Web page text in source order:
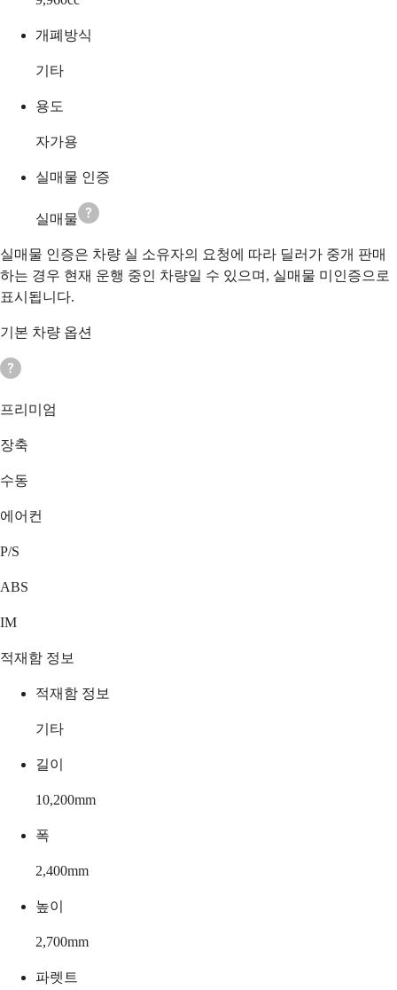
개폐방식
기타
용도
자가용
실매물 인증
실매물
실매물 인증은 차량 실 소유자의 요청에 따라 딜러가 중개 판매
하는 경우 현재 운행 중인 차량일 수 있으며, 실매물 미인증으로
표시됩니다.
기본 차량 옵션
프리미엄
장축
수동
에어컨
P/S
ABS
IM
적재함 정보
적재함 정보
기타
길이
10,200mm
폭
2,400mm
높이
2,700mm
파렛트